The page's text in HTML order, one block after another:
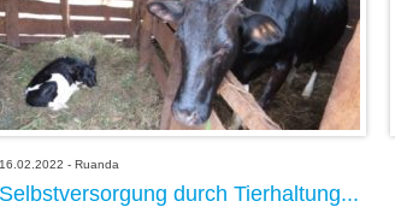
16.02.2022 - Ruanda
Selbstversorgung durch Tierhaltung...